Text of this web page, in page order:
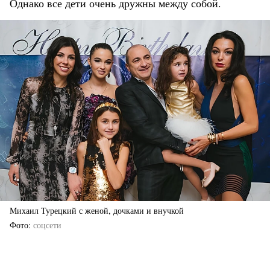
Однако все дети очень дружны между собой.
Михаил Турецкий с женой, дочками и внучкой
Фото соцсети